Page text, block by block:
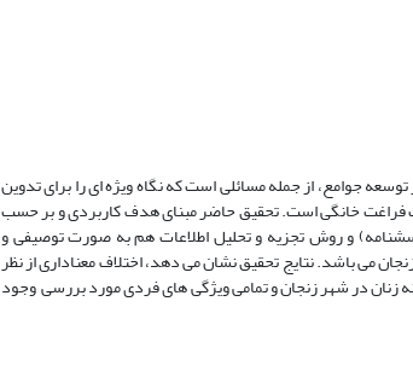
جوامع، از جمله مسائلی است که نگاه ویژه ای را برای تدوین
فراغت خانگی است. تحقیق حاضر مبنای هدف کاربردی و بر حسب
و روش تجزیه و تحلیل اطلاعات هم به صورت توصیفی و
والیس) انجام شده است. جامعه آماری تحقیق، زنان ساکن در 4 محله شهر زنجان می باشد. نتایج تحقیق نشان می دهد، اختلاف معناداری از نظر
زنان در شهر زنجان و تمامی ویژگی های فردی مورد بررسی وجود